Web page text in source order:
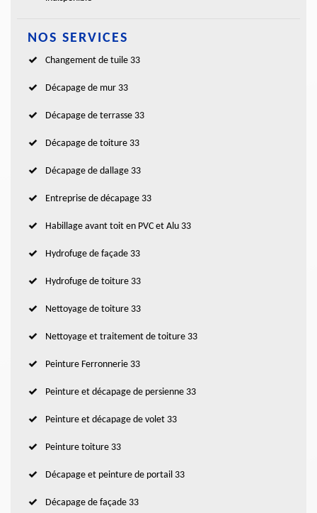
NOS SERVICES
Changement de tuile 33
Décapage de mur 33
Décapage de terrasse 33
Décapage de toiture 33
Décapage de dallage 33
Entreprise de décapage 33
Habillage avant toit en PVC et Alu 33
Hydrofuge de façade 33
Hydrofuge de toiture 33
Nettoyage de toiture 33
Nettoyage et traitement de toiture 33
Peinture Ferronnerie 33
Peinture et décapage de persienne 33
Peinture et décapage de volet 33
Peinture toiture 33
Décapage et peinture de portail 33
Décapage de façade 33